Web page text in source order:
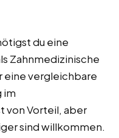
du eine
Zahnmedizinische
eine vergleichbare
im
von Vorteil, aber
sind willkommen.